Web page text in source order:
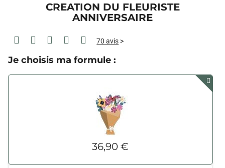
CREATION DU FLEURISTE
ANNIVERSAIRE
70 avis >
Je choisis ma formule :
36,90 €